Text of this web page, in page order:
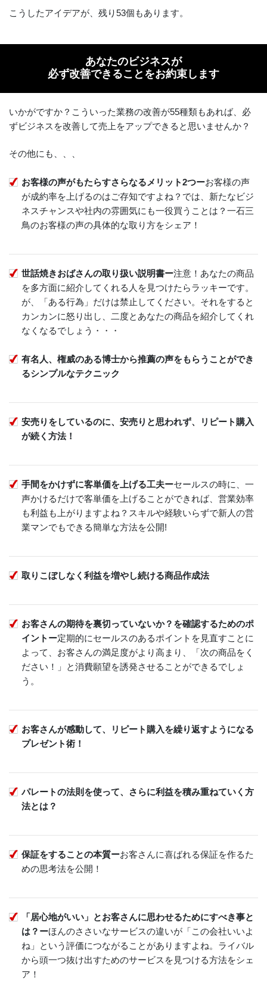
こうしたアイデアが、残り53個もあります。
あなたのビジネスが
必ず改善できることをお約束します
いかがですか？こういった業務の改善が55種類もあれば、必
ずビジネスを改善して売上をアップできると思いませんか？
その他にも、、、
お客様の声がもたらすさらなるメリット2つーお客様の声
が成約率を上げるのはご存知ですよね？では、新たなビジ
ネスチャンスや社内の雰囲気にも一役買うことは？一石三
鳥のお客様の声の具体的な取り方をシェア！
世話焼きおばさんの取り扱い説明書ー注意！あなたの商品
を多方面に紹介してくれる人を見つけたらラッキーです。
が、「ある行為」だけは禁止してください。それをすると
カンカンに怒り出し、二度とあなたの商品を紹介してくれ
なくなるでしょう・・・
有名人、権威のある博士から推薦の声をもらうことができ
るシンプルなテクニック
安売りをしているのに、安売りと思われず、リピート購入
が続く方法！
手間をかけずに客単価を上げる工夫ーセールスの時に、一
声かけるだけで客単価を上げることができれば、営業効率
も利益も上がりますよね？スキルや経験いらずで新人の営
業マンでもできる簡単な方法を公開!
取りこぼしなく利益を増やし続ける商品作成法
お客さんの期待を裏切っていないか？を確認するためのポ
イントー定期的にセールスのあるポイントを見直すことに
よって、お客さんの満足度がより高まり、「次の商品をく
ださい！」と消費願望を誘発させることができるでしょ
う。
お客さんが感動して、リピート購入を繰り返すようになる
プレゼント術！
パレートの法則を使って、さらに利益を積み重ねていく方
法とは？
保証をすることの本質ーお客さんに喜ばれる保証を作るた
めの思考法を公開！
「居心地がいい」とお客さんに思わせるためにすべき事と
は？ーほんのささいなサービスの違いが「この会社いいよ
ね」という評価につながることがありますよね。ライバル
から頭一つ抜け出すためのサービスを見つける方法をシェ
ア！